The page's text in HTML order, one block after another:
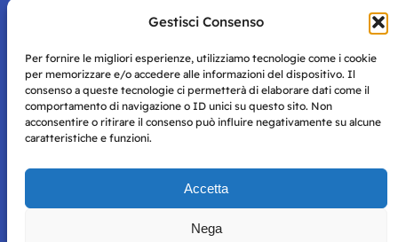
Gestisci Consenso
Per fornire le migliori esperienze, utilizziamo tecnologie come i cookie
per memorizzare e/o accedere alle informazioni del dispositivo. Il
consenso a queste tecnologie ci permetterà di elaborare dati come il
comportamento di navigazione o ID unici su questo sito. Non
acconsentire o ritirare il consenso può influire negativamente su alcune
caratteristiche e funzioni.
Accetta
Nega
tessera di Storie Campane, libri e magazine gratis
e inviti ad eventi esclusivi!
Storie di Napoli è una testata registrata presso il tribunale di
per mero scopo didattico e informativo.